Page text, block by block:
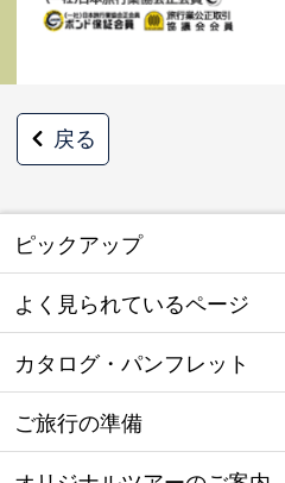
戻る
ピックアップ
よく見られているページ
カタログ・パンフレット
ご旅行の準備